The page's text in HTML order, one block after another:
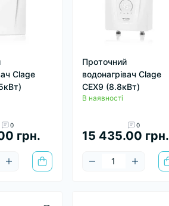
Clage
0
грн.
Проточний
водонагрівач Clage
CEX9 (8.8кВт)
В наявності
0
15 435.00 грн.